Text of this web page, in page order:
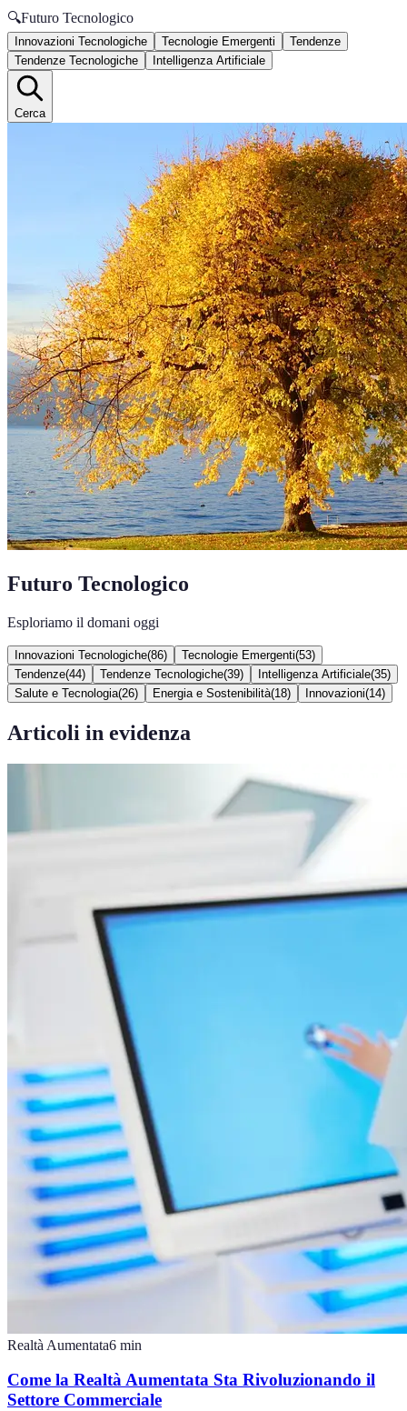
🔍Futuro Tecnologico
Innovazioni Tecnologiche Tecnologie Emergenti
Tendenze
Tendenze Tecnologiche
Intelligenza Artificiale
Cerca
Futuro Tecnologico
Esploriamo il domani oggi
Innovazioni Tecnologiche(86) Tecnologie Emergenti(53)
Tendenze(44) Tendenze Tecnologiche(39) Intelligenza Artificiale(35)
Salute e Tecnologia(26) Energia e Sostenibilità(18) Innovazioni(14)
Articoli in evidenza
Realtà Aumentata6 min
Come la Realtà Aumentata Sta Rivoluzionando il
Settore Commerciale